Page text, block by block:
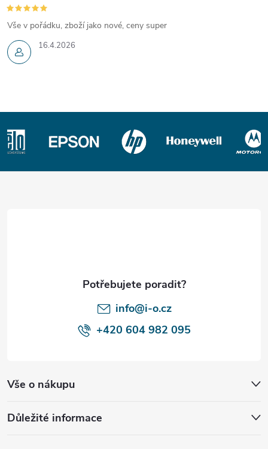
16.4.2026
Vše v pořádku, zboží jako nové, ceny super
Z
info@i-o.cz
+420 604 982 095
Vše o nákupu
Důležité informace